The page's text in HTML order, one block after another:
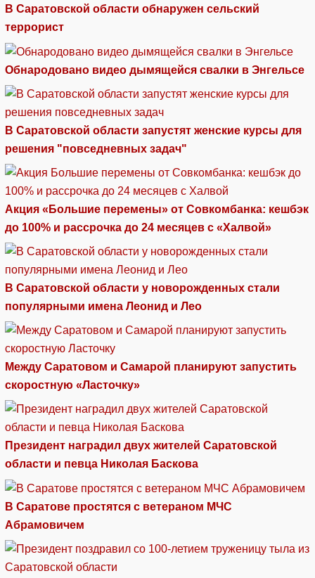
В Саратовской области обнаружен сельский
террорист
Обнародовано видео дымящейся свалки в Энгельсе
В Саратовской области запустят женские курсы для
решения "повседневных задач"
Акция «Большие перемены» от Совкомбанка: кешбэк
до 100% и рассрочка до 24 месяцев с «Халвой»
В Саратовской области у новорожденных стали
популярными имена Леонид и Лео
Между Саратовом и Самарой планируют запустить
скоростную «Ласточку»
Президент наградил двух жителей Саратовской
области и певца Николая Баскова
В Саратове простятся с ветераном МЧС
Абрамовичем